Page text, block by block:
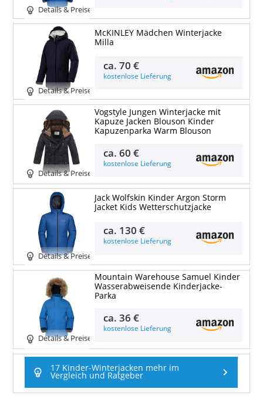
Details & Preise
Details & Preise
McKINLEY Mädchen Winterjacke
Milla
ca.70 €
kostenlose Lieferung
Details & Preise
Vogstyle Jungen Winterjacke mit
Kapuze Jacken Blouson Kinder
Kapuzenparka Warm Blouson
ca.60 €
kostenlose Lieferung
Details & Preise
Jack Wolfskin Kinder Argon Storm
Jacket Kids Wetterschutzjacke
ca. 130 €
kostenlose Lieferung
Details & Preise
Mountain Warehouse Samuel Kinder
Wasserabweisende Kinderjacke-
Parka
ca.36 €
kostenlose Lieferung
17 Kinder-Winterjacken mehr im
Vergleich und Ratgeber